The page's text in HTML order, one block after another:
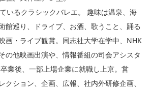
いるクラシックバレエ。 趣味は温泉、海
館巡り、ドライブ、お酒、歌うこと、踊る
画・ライブ観賞。同志社大学在学中、NHK
の他映画出演や、情報番組の司会アシスタ
業後、一部上場企業に就職し上京。営
クション、企画、広報、社内外研修企画、